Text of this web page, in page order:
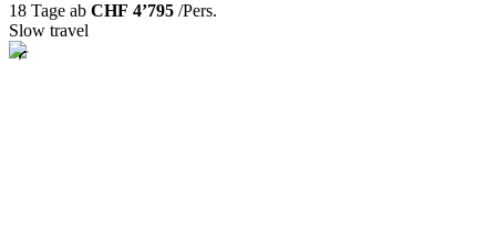
18 Tage ab CHF 4’795 /Pers.
Slow travel